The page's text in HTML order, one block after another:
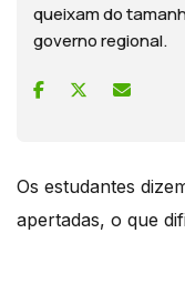
queixam do
governo regional.
Os estudantes
apertadas, o que